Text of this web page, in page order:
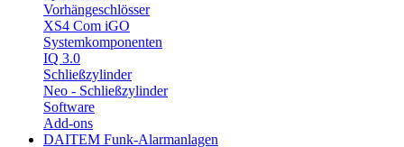
Vorhängeschlösser
XS4 Com iGO
Systemkomponenten
IQ 3.0
Schließzylinder
Neo - Schließzylinder
Software
Add-ons
DAITEM Funk-Alarmanlagen